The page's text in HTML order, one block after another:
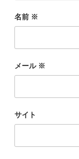
名前 ※
メール ※
サイト